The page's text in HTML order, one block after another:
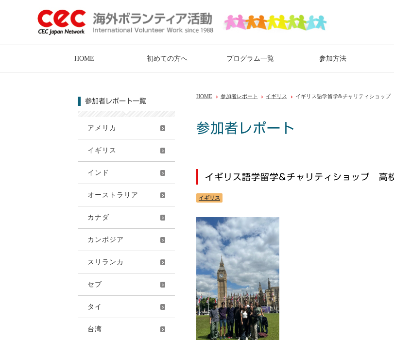
HOME 初めての方へ プログラム一覧 参加方法
参加者レポート一覧
アメリカ
イギリス
インド
オーストラリア
カナダ
カンボジア
スリランカ
セブ
タイ
台湾
HOME 参加者レポート イギリス イギリス語学留学&チャリティショッ
参加者レポート
イギリス語学留学&チャリティショップ 高
イギリス